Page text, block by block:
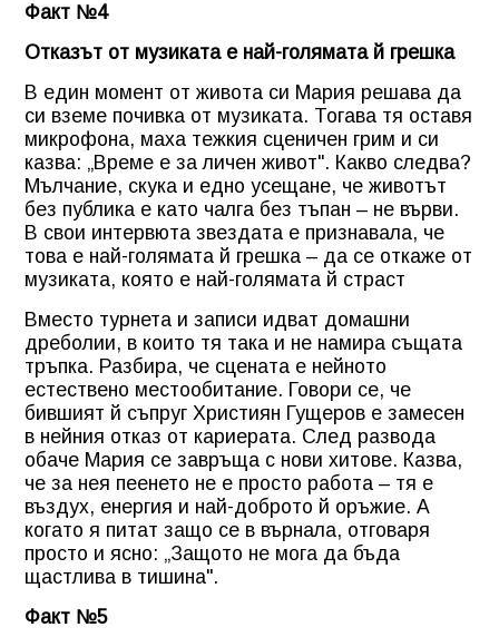
Факт №4
Отказът от музиката е най-голямата й грешка
В един момент от живота си Мария решава да
си вземе почивка от музиката. Тогава тя оставя
микрофона, маха тежкия сценичен грим и си
казва: „Време е за личен живот". Какво следва?
Мълчание, скука и едно усещане, че животът
без публика е като чалга без тъпан – не върви.
В свои интервюта звездата е признавала, че
това е най-голямата й грешка – да се откаже от
музиката, която е най-голямата й страст
Вместо турнета и записи идват домашни
дреболии, в които тя така и не намира същата
тръпка. Разбира, че сцената е нейното
естествено местообитание. Говори се, че
бившият й съпруг Християн Гущеров е замесен
в нейния отказ от кариерата. След развода
обаче Мария се завръща с нови хитове. Казва,
че за нея пеенето не е просто работа – тя е
въздух, енергия и най-доброто й оръжие. А
когато я питат защо се в върнала, отговаря
просто и ясно: „Защото не мога да бъда
щастлива в тишина".
Факт №5